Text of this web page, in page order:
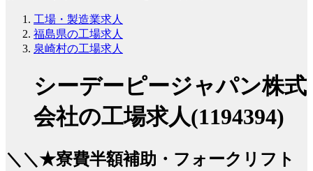
工場・製造業求人
福島県の工場求人
泉崎村の工場求人
シーデーピージャパン株式
会社の工場求人(1194394)
＼＼★寮費半額補助・フォークリフト